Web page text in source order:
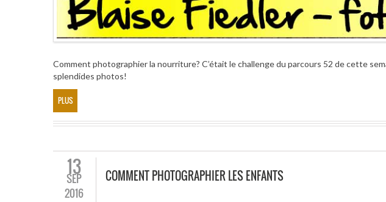
Comment photographier la nourriture? C’était le challenge du parcours 52 de cette
splendides photos!
PLUS
13
SEP
2016
COMMENT PHOTOGRAPHIER LES ENFANTS